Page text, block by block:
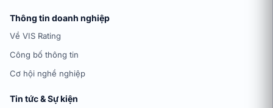
Thông tin doanh nghiệp
Về VIS Rating
Công bố thông tin
Cơ hội nghề nghiệp
Tin tức & Sự kiện